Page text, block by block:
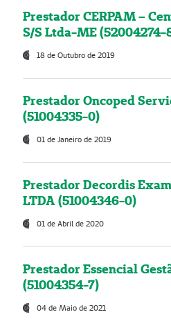
Prestador CERPAM –
S/S Ltda-ME (52004274-
18 de Outubro de 2019
Prestador Oncoped
(51004335-0)
01 de Janeiro de 2019
Prestador Decordis
LTDA (51004346-0)
01 de Abril de 2020
Prestador Essencial
(51004354-7)
04 de Maio de 2021